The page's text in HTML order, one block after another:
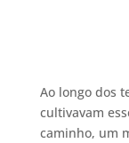
Ao longo dos
cultivavam
caminho, um